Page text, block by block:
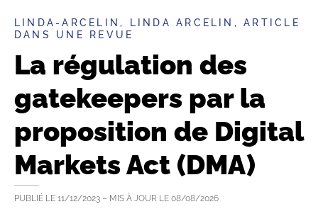
LINDA-ARCELIN, LINDA ARCELIN, ARTICLE
DANS UNE REVUE
La régulation des
gatekeepers par la
proposition de Digital
Markets Act (DMA)
PUBLIÉ LE 11/12/2023 – MIS À JOUR LE 08/08/2026